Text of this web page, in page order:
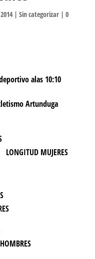
| Sin categorizar| 0
alas 10:10
Artunduga
MUJERES